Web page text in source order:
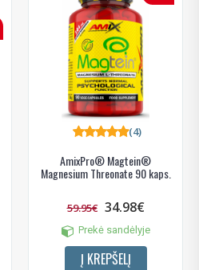
AmixPro® Magtein®
Magnesium Threonate 90 kaps.
(4)
59.95€ 34.98€
Prekė sandėlyje
Į KREPŠELĮ